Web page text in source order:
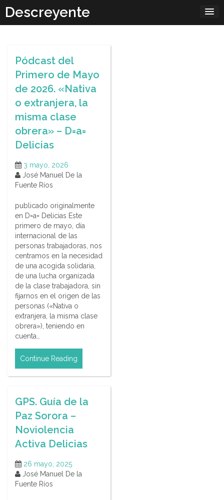
content
Descreyente
Pódcast del
Primero de Mayo
de 2026. «Nativa
o extranjera, la
misma clase
obrera» – D=a=
Delicias
3 mayo, 2026
José Manuel De la
Fuente Ríos
publicado originalmente
en D=a= Delicias Este
primero de mayo, día
internacional de las
personas trabajadoras, nos
centramos en la necesidad
de una acogida solidaria,
de una lucha organizada
de la clase trabajadora, sin
fijarnos en el origen de las
personas («Nativa o
extranjera, la misma clase
obrera»), teniendo en
cuenta…
Continue Reading
GPS. Guía de la
Paz Sorora –
Noviolencia
Activa Delicias
26 mayo, 2025
José Manuel De la
Fuente Ríos